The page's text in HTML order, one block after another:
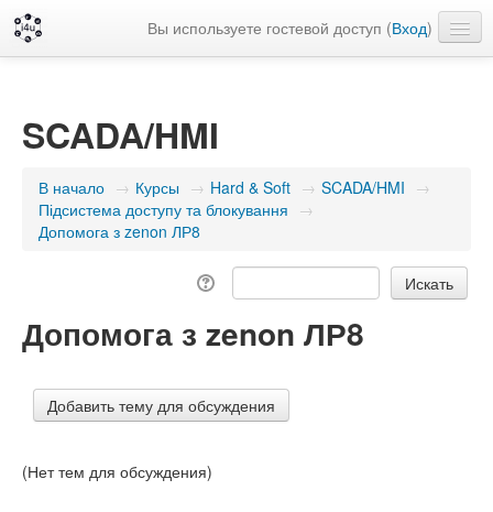
Вы используете гостевой доступ (Вход)
SCADA/HMI
В начало → Курсы → Hard & Soft → SCADA/HMI →
Підсистема доступу та блокування →
Допомога з zenon ЛР8
Допомога з zenon ЛР8
(Нет тем для обсуждения)